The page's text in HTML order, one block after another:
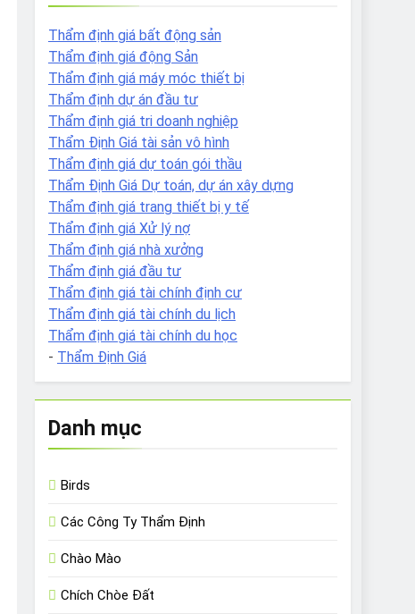
Thẩm định giá bất động sản
Thẩm định giá động Sản
Thẩm định giá máy móc thiết bị
Thẩm định dự án đầu tư
Thẩm định giá tri doanh nghiệp
Thẩm Định Giá tài sản vô hình
Thẩm định giá dự toán gói thầu
Thẩm Định Giá Dự toán, dự án xây dựng
Thẩm định giá trang thiết bị y tế
Thẩm định giá Xử lý nợ
Thẩm định giá nhà xưởng
Thẩm định giá đầu tư
Thẩm định giá tài chính định cư
Thẩm định giá tài chính du lịch
Thẩm định giá tài chính du học
- Thẩm Định Giá
Danh mục
Birds
Các Công Ty Thẩm Định
Chào Mào
Chích Chòe Đất